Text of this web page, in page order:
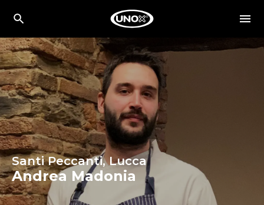
Santi Peccanti, Lucca
Andrea Madonia